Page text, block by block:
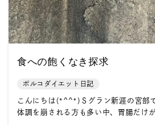
食への飽くなき探求
ポルコダイエット日記
こんにちは(*^^*)Ｓグラン新涯の宮部
体調を崩される方も多い中、胃腸だけ